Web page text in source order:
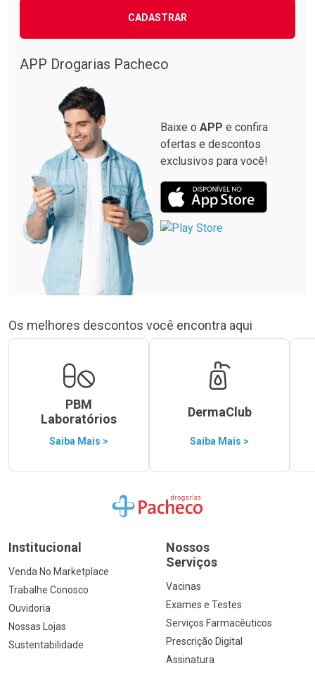
CADASTRAR
APP Drogarias Pacheco
Baixe o APP e confira
ofertas e descontos
exclusivos para você!
Os melhores descontos você encontra aqui
PBM
Laboratórios
Saiba Mais >
DermaClub
Saiba Mais >
Ir para a Home
Institucional
Venda No Marketplace
Trabalhe Conosco
Ouvidoria
Nossas Lojas
Sustentabilidade
Nossos
Serviços
Vacinas
Exames e Testes
Serviços Farmacêuticos
Prescrição Digital
Assinatura